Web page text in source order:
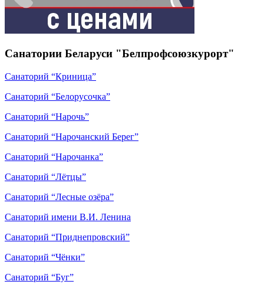
Санатории Беларуси "Белпрофсоюзкурорт"
Санаторий “Криница”
Санаторий “Белорусочка”
Санаторий “Нарочь”
Санаторий “Нарочанский Берег”
Санаторий “Нарочанка”
Санаторий “Лётцы”
Санаторий “Лесные озёра”
Санаторий имени В.И. Ленина
Санаторий “Приднепровский”
Санаторий “Чёнки”
Санаторий “Буг”